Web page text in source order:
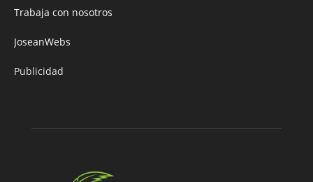
Trabaja con nosotros
JoseanWebs
Publicidad